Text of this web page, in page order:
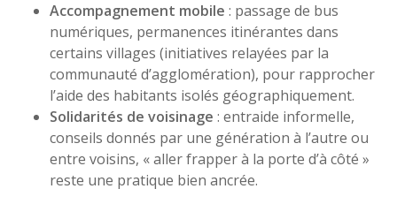
Accompagnement mobile : passage de bus
numériques, permanences itinérantes dans
certains villages (initiatives relayées par la
communauté d’agglomération), pour rapprocher
l’aide des habitants isolés géographiquement.
Solidarités de voisinage : entraide informelle,
conseils donnés par une génération à l’autre ou
entre voisins, « aller frapper à la porte d’à côté »
reste une pratique bien ancrée.